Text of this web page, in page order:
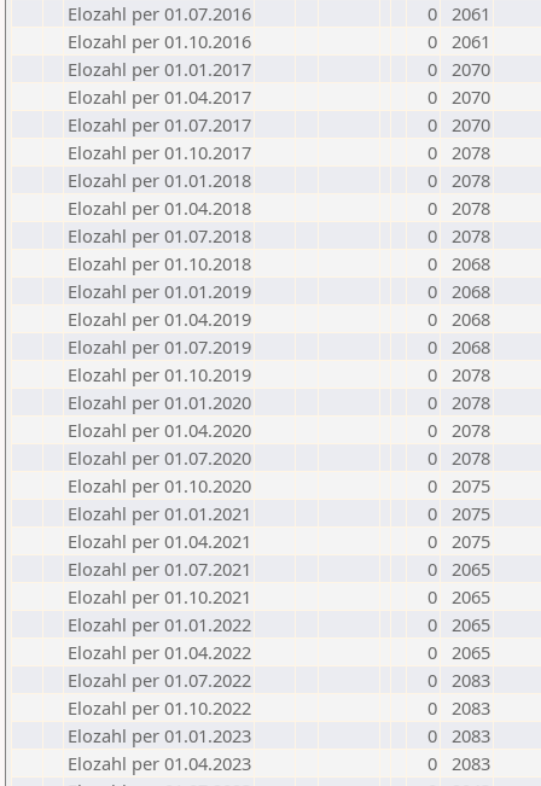
Elozahl per 01.07.2016
0 2061
Elozahl per 01.10.2016
0 2061
Elozahl per 01.01.2017
0 2070
Elozahl per 01.04.2017
0 2070
Elozahl per 01.07.2017
0 2070
Elozahl per 01.10.2017
0 2078
Elozahl per 01.01.2018
0 2078
Elozahl per 01.04.2018
0 2078
Elozahl per 01.07.2018
0 2078
Elozahl per 01.10.2018
0 2068
Elozahl per 01.01.2019
0 2068
Elozahl per 01.04.2019
0 2068
Elozahl per 01.07.2019
0 2068
Elozahl per 01.10.2019
0 2078
Elozahl per 01.01.2020
0 2078
Elozahl per 01.04.2020
0 2078
Elozahl per 01.07.2020
0 2078
Elozahl per 01.10.2020
0 2075
Elozahl per 01.01.2021
0 2075
Elozahl per 01.04.2021
0 2075
Elozahl per 01.07.2021
0 2065
Elozahl per 01.10.2021
0 2065
Elozahl per 01.01.2022
0 2065
Elozahl per 01.04.2022
0 2065
Elozahl per 01.07.2022
0 2083
Elozahl per 01.10.2022
0 2083
Elozahl per 01.01.2023
0 2083
Elozahl per 01.04.2023
0 2083